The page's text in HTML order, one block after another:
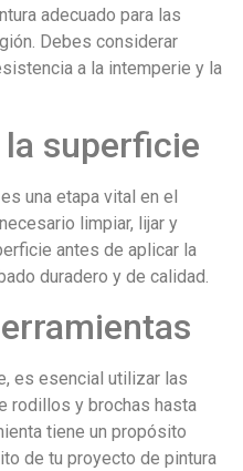
adecuado para las
Debes considerar
a la intemperie y la
superficie
una etapa vital en el
limpiar, lijar y
antes de aplicar la
duradero y de calidad.
es esencial utilizar las
rodillos y brochas hasta
tiene un propósito
de tu proyecto de pintura